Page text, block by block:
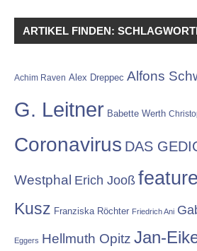
ARTIKEL FINDEN:
Achim Raven Alex Dreppec Alfons
G. Leitner Babette Werth
Coronavirus DAS
Westphal Erich Jooß
Kusz Franziska Röchter Friedrich Ani
Eggers Hellmuth Opitz Jan-